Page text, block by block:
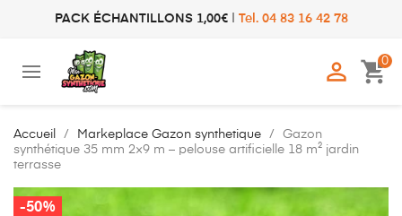
PACK ÉCHANTILLONS 1,00€| Tel. 04 83 16 42 78
 shopping_cart
0
Accueil Markeplace Gazon synthetique
Gazon
synthétique 35 mm 2×9 m – pelouse artificielle 18 m² jardin
terrasse
-50%
-50%